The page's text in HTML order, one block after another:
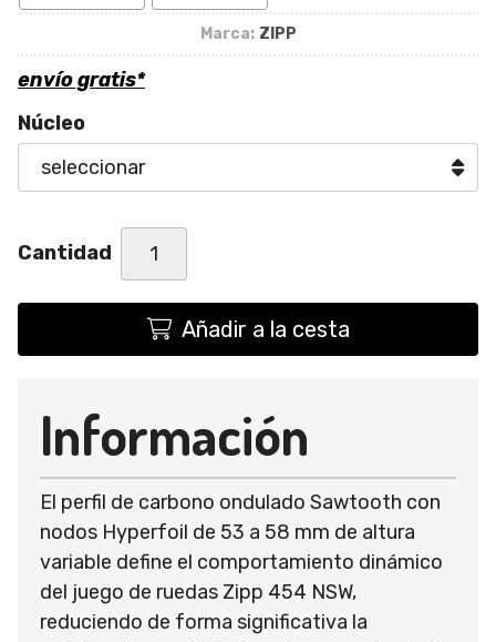
Marca: ZIPP
envío gratis*
Núcleo
Cantidad
Añadir a la cesta
Información
El perfil de carbono ondulado Sawtooth con
nodos Hyperfoil de 53 a 58 mm de altura
variable define el comportamiento dinámico
del juego de ruedas Zipp 454 NSW,
reduciendo de forma significativa la